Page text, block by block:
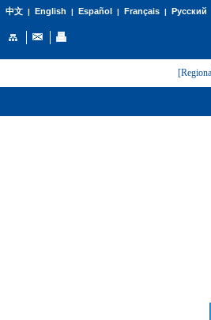
中文| English | Español | Français| Русский